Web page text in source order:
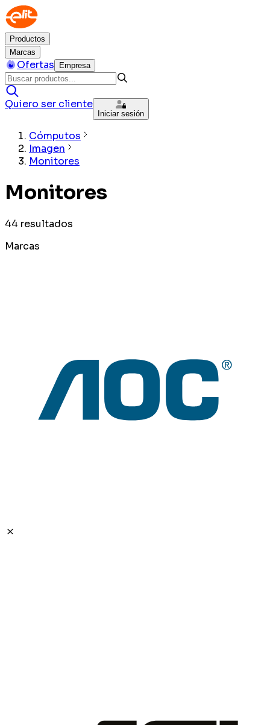
Productos
Marcas
Ofertas Empresa
Quiero ser cliente
Iniciar sesión
Cómputos
Imagen
Monitores
Monitores
44 resultados
Marcas